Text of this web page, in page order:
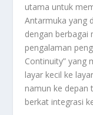
utama untuk
Antarmuka yang
dengan
pengalaman
Continuity” yang
layar kecil ke
namun ke depan
berkat integrasi